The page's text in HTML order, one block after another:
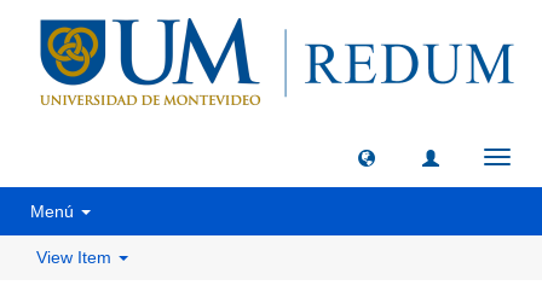
Menú
View Item